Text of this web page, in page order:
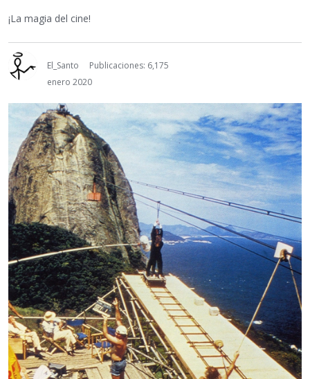
¡La magia del cine!
El_Santo
Publicaciones: 6,175
enero 2020